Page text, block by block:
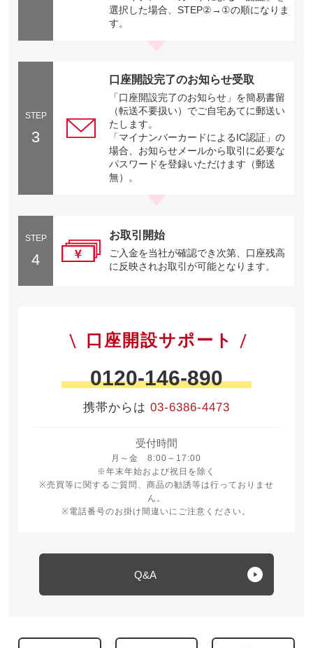
選択した場合、STEP②→①の順になりま
す。
STEP
3
口座開設完了のお知らせ受取
「口座開設完了のお知らせ」を簡易書留
（転送不要扱い）でご自宅あてに郵送い
たします。
「マイナンバーカードによるIC認証」の
場合、お知らせメールから取引に必要な
パスワードを登録いただけます（郵送
無）。
STEP
4
お取引開始
ご入金を当社が確認でき次第、口座残高
に反映されお取引が可能となります。
口座開設サポート
0120-146-890
携帯からは 03-6386-4473
受付時間
月～金 8:00～17:00
月曜日から金曜日 8時から17時
※年末年始および祝日を除く
※売買等に関するご質問、商品の勧誘等は行っておりませ
ん。
※電話番号のお掛け間違いにご注意ください。
Q&A